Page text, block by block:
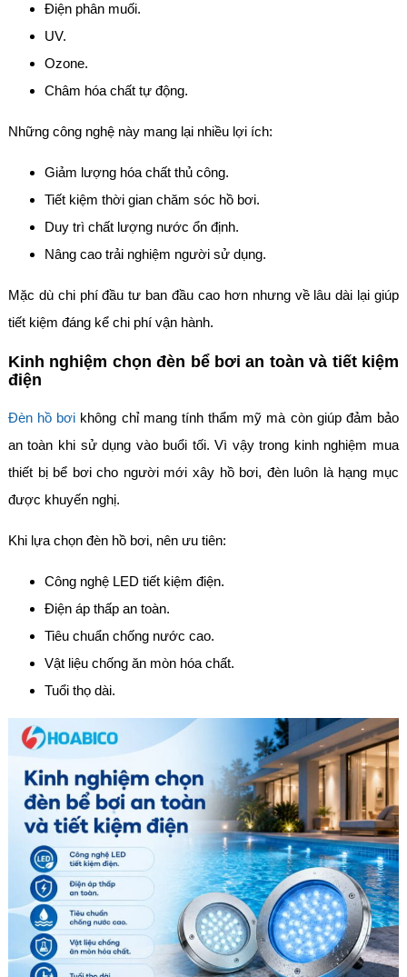
Điện phân muối.
UV.
Ozone.
Châm hóa chất tự động.
Những công nghệ này mang lại nhiều lợi ích:
Giảm lượng hóa chất thủ công.
Tiết kiệm thời gian chăm sóc hồ bơi.
Duy trì chất lượng nước ổn định.
Nâng cao trải nghiệm người sử dụng.
Mặc dù chi phí đầu tư ban đầu cao hơn nhưng về lâu dài lại giúp
tiết kiệm đáng kể chi phí vận hành.
Kinh nghiệm chọn đèn bể bơi an toàn và tiết kiệm
điện
Đèn hồ bơi không chỉ mang tính thẩm mỹ mà còn giúp đảm bảo
an toàn khi sử dụng vào buổi tối. Vì vậy trong kinh nghiệm mua
thiết bị bể bơi cho người mới xây hồ bơi, đèn luôn là hạng mục
được khuyến nghị.
Khi lựa chọn đèn hồ bơi, nên ưu tiên:
Công nghệ LED tiết kiệm điện.
Điện áp thấp an toàn.
Tiêu chuẩn chống nước cao.
Vật liệu chống ăn mòn hóa chất.
Tuổi thọ dài.